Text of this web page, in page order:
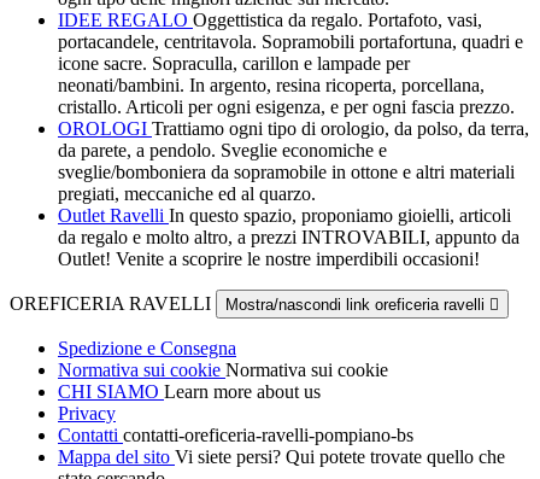
IDEE REGALO Oggettistica da regalo. Portafoto, vasi,
portacandele, centritavola. Sopramobili portafortuna, quadri e
icone sacre. Sopraculla, carillon e lampade per
neonati/bambini. In argento, resina ricoperta, porcellana,
cristallo. Articoli per ogni esigenza, e per ogni fascia prezzo.
OROLOGI Trattiamo ogni tipo di orologio, da polso, da terra,
da parete, a pendolo. Sveglie economiche e
sveglie/bomboniera da sopramobile in ottone e altri materiali
pregiati, meccaniche ed al quarzo.
Outlet Ravelli In questo spazio, proponiamo gioielli, articoli
da regalo e molto altro, a prezzi INTROVABILI, appunto da
Outlet! Venite a scoprire le nostre imperdibili occasioni!
OREFICERIA RAVELLI Mostra/nascondi link oreficeria ravelli 
Spedizione e Consegna
Normativa sui cookie Normativa sui cookie
CHI SIAMO Learn more about us
Privacy
Contatti contatti-oreficeria-ravelli-pompiano-bs
Mappa del sito Vi siete persi? Qui potete trovate quello che